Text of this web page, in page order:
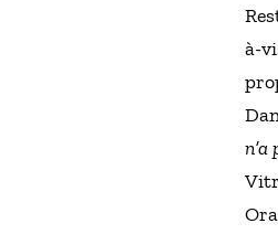
à-
n’a